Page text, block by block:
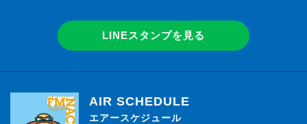
LINEスタンプを見る
AIR SCHEDULE
エアースケジュール